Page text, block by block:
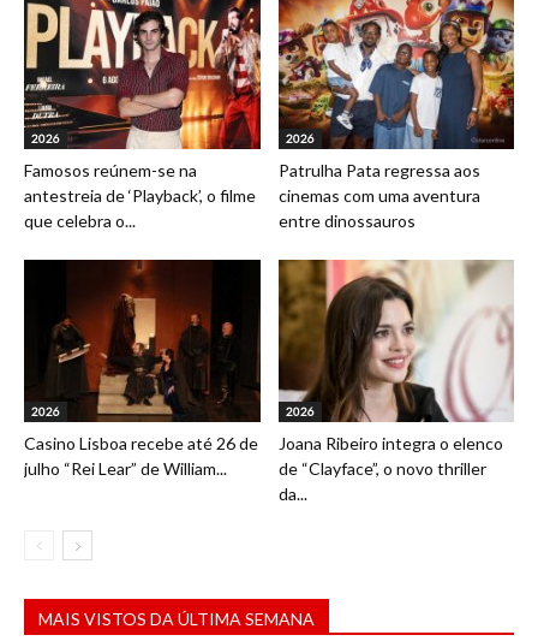
2026
Famosos reúnem-se na
antestreia de ‘Playback’, o filme
que celebra o...
2026
Patrulha Pata regressa aos
cinemas com uma aventura
entre dinossauros
2026
Casino Lisboa recebe até 26 de
julho “Rei Lear” de William...
2026
Joana Ribeiro integra o elenco
de “Clayface”, o novo thriller
da...
MAIS VISTOS DA ÚLTIMA SEMANA